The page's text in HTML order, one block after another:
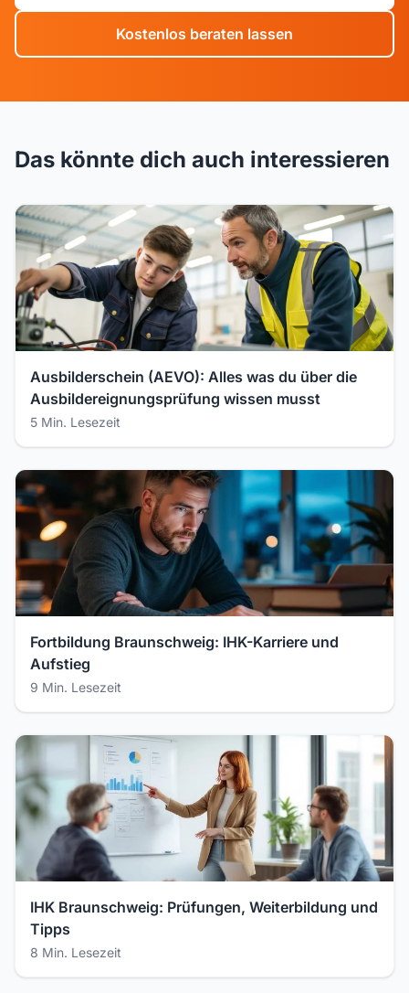
Kostenlos beraten lassen
Das könnte dich auch interessieren
Ausbilderschein (AEVO): Alles was du über die
Ausbildereignungsprüfung wissen musst
5 Min. Lesezeit
Fortbildung Braunschweig: IHK-Karriere und
Aufstieg
9 Min. Lesezeit
IHK Braunschweig: Prüfungen, Weiterbildung und
Tipps
8 Min. Lesezeit